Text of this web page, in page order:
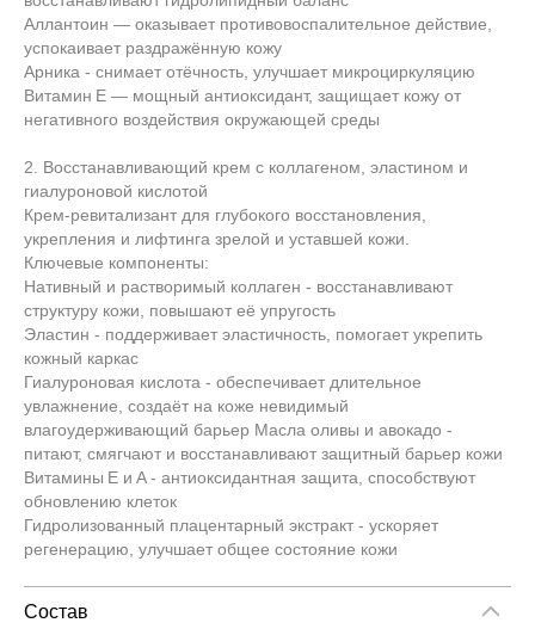
Аллантоин — оказывает противовоспалительное действие,
успокаивает раздражённую кожу
Арника - снимает отёчность, улучшает микроциркуляцию
Витамин E — мощный антиоксидант, защищает кожу от
негативного воздействия окружающей среды
2. Восстанавливающий крем с коллагеном, эластином и
гиалуроновой кислотой
Крем-ревитализант для глубокого восстановления,
укрепления и лифтинга зрелой и уставшей кожи.
Ключевые компоненты:
Нативный и растворимый коллаген - восстанавливают
структуру кожи, повышают её упругость
Эластин - поддерживает эластичность, помогает укрепить
кожный каркас
Гиалуроновая кислота - обеспечивает длительное
увлажнение, создаёт на коже невидимый
влагоудерживающий барьер Масла оливы и авокадо -
питают, смягчают и восстанавливают защитный барьер кожи
Витамины E и A - антиоксидантная защита, способствуют
обновлению клеток
Гидролизованный плацентарный экстракт - ускоряет
регенерацию, улучшает общее состояние кожи
Состав